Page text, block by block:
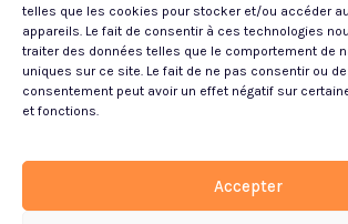
telles que les cookies pour stocker et/ou accéder
appareils. Le fait de consentir à ces technologies
traiter des données telles que le comportement de
uniques sur ce site. Le fait de ne pas consentir ou
consentement peut avoir un effet négatif sur
et fonctions.
Accepter
FACILITÉ DE
PAIEMENT